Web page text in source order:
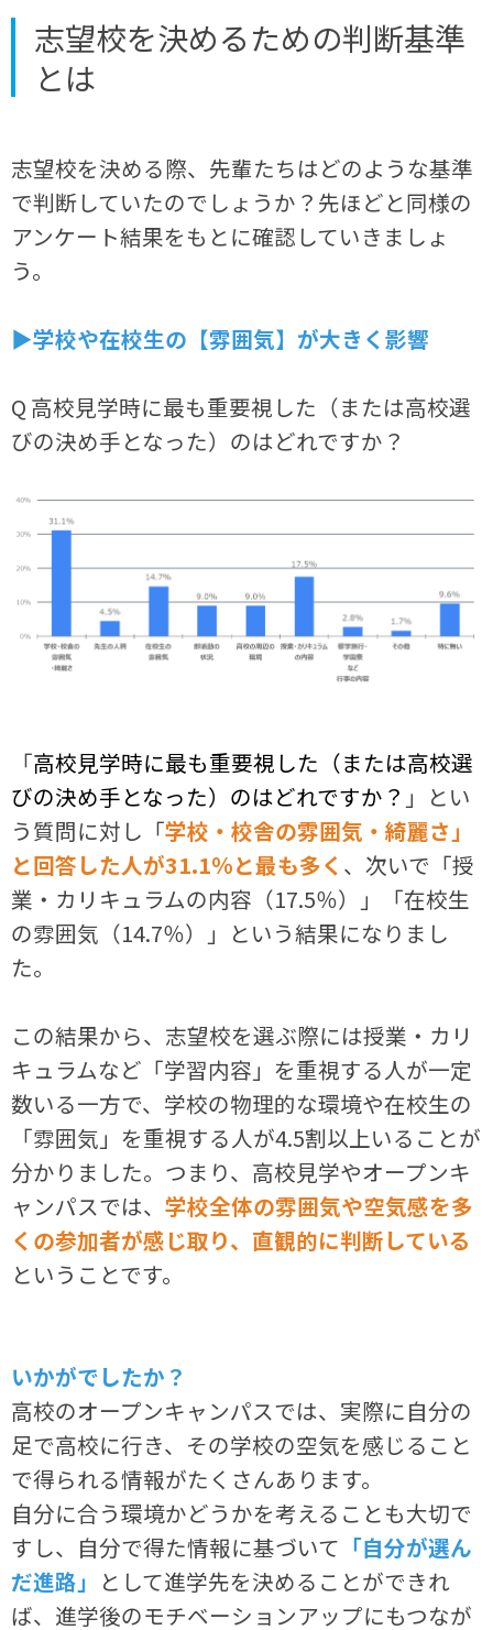
志望校を決めるための判断基準
とは
志望校を決める際、先輩たちはどのような基準
で判断していたのでしょうか？先ほどと同様の
アンケート結果をもとに確認していきましょ
う。
▶学校や在校生の【雰囲気】が大きく影響
Q 高校見学時に最も重要視した（または高校選
びの決め手となった）のはどれですか？
「高校見学時に最も重要視した（または高校選
びの決め手となった）のはどれですか？ 」とい
う質問に対し「学校・校舎の雰囲気・綺麗さ」
と回答した人が31.1％と最も多く 、次いで「授
業・カリキュラムの内容（17.5％）」「在校生
の雰囲気（14.7％）」という結果になりまし
た。
この結果から、志望校を選ぶ際には授業・カリ
キュラムなど「学習内容」を重視する人が一定
数いる一方で、学校の物理的な環境や在校生の
「雰囲気」を重視する人が4.5割以上いることが
分かりました。つまり、高校見学やオープンキ
ャンパスでは、学校全体の雰囲気や空気感を多
くの参加者が感じ取り、直観的に判断している
ということです。
いかがでしたか？
高校のオープンキャンパスでは、実際に自分の
足で高校に行き、その学校の空気を感じること
で得られる情報がたくさんあります。
自分に合う環境かどうかを考えることも大切で
すし、自分で得た情報に基づいて 「自分が選ん
だ進路」 として進学先を決めることができれ
ば、進学後のモチベーションアップにもつなが